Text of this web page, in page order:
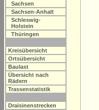
Sachsen
Sachsen-Anhalt
Schleswig-
Holstein
Thüringen
Kreisübersicht
Ortsübersicht
Baulast
Übersicht nach
Rädern
Trassenstatistik
Draisinenstrecken